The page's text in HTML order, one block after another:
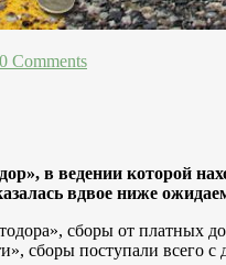
0 Comments
в ведении которой
вдвое ниже
сборы от платных
сборы поступали всего